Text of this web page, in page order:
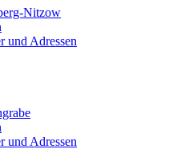
Nitzow
und Adressen
und Adressen